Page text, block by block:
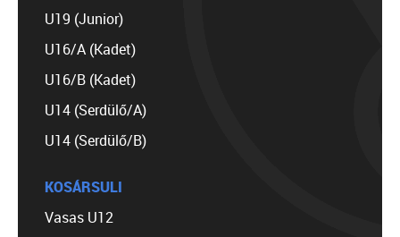
U19 (Junior)
U16/A (Kadet)
U16/B (Kadet)
U14 (Serdülő/A)
U14 (Serdülő/B)
KOSÁRSULI
Vasas U12